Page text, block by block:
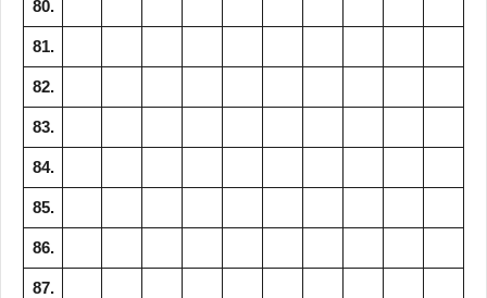
80.
81.
82.
83.
84.
85.
86.
87.